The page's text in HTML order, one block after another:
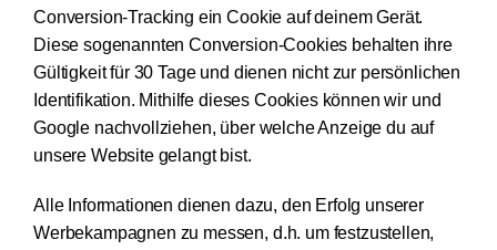
Conversion-Tracking ein Cookie auf deinem Gerät.
Diese sogenannten Conversion-Cookies behalten ihre
Gültigkeit für 30 Tage und dienen nicht zur persönlichen
Identifikation. Mithilfe dieses Cookies können wir und
Google nachvollziehen, über welche Anzeige du auf
unsere Website gelangt bist.
Alle Informationen dienen dazu, den Erfolg unserer
Werbekampagnen zu messen, d.h. um festzustellen,